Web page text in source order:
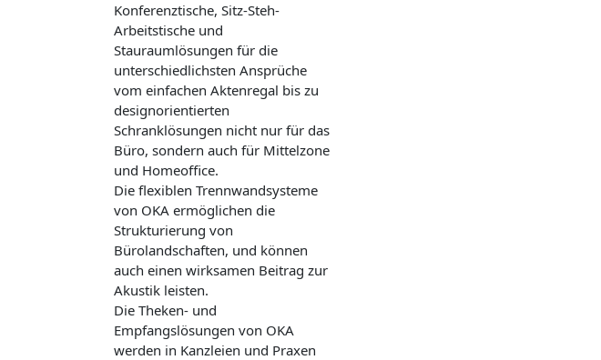
Konferenztische, Sitz-Steh-
Arbeitstische und
Stauraumlösungen für die
unterschiedlichsten Ansprüche
vom einfachen Aktenregal bis zu
designorientierten
Schranklösungen nicht nur für das
Büro, sondern auch für Mittelzone
und Homeoffice.
Die flexiblen Trennwandsysteme
von OKA ermöglichen die
Strukturierung von
Bürolandschaften, und können
auch einen wirksamen Beitrag zur
Akustik leisten.
Die Theken- und
Empfangslösungen von OKA
werden in Kanzleien und Praxen